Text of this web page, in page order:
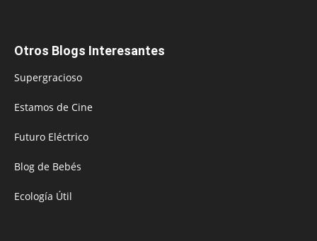
Otros Blogs Interesantes
Supergracioso
Estamos de Cine
Futuro Eléctrico
Blog de Bebés
Ecología Útil